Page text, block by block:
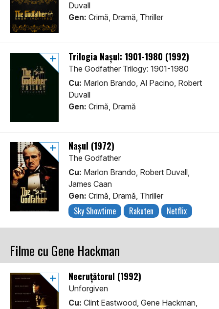
Duvall
Gen: Crimă, Dramă, Thriller
Trilogia Nașul: 1901-1980 (1992)
The Godfather Trilogy: 1901-1980
Cu: Marlon Brando, Al Pacino, Robert
Duvall
Gen: Crimă, Dramă
Nașul (1972)
The Godfather
Cu: Marlon Brando, Robert Duvall,
James Caan
Gen: Crimă, Dramă, Thriller
Sky Showtime Rakuten Netflix
Filme cu Gene Hackman
Necruțătorul (1992)
Unforgiven
Cu: Clint Eastwood, Gene Hackman,